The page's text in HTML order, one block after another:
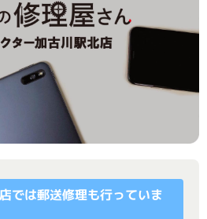
では郵送修理も行っていま